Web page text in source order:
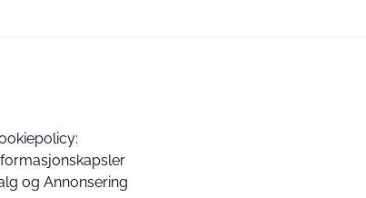
og Annonsering